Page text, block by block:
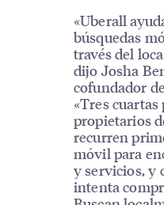
«Uberall
búsquedas
través del
dijo Josha
cofundador
«Tres
propietarios
recurren
móvil para
y servicios, y
intenta